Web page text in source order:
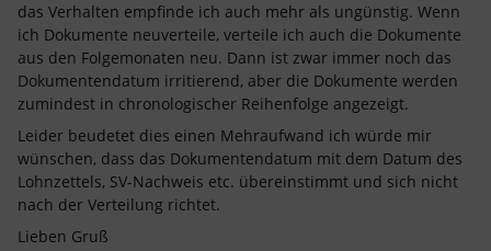
das Verhalten empfinde ich auch mehr als ungünstig. Wenn
ich Dokumente neuverteile, verteile ich auch die Dokumente
aus den Folgemonaten neu. Dann ist zwar immer noch das
Dokumentendatum irritierend, aber die Dokumente werden
zumindest in chronologischer Reihenfolge angezeigt.
Leider beudetet dies einen Mehraufwand ich würde mir
wünschen, dass das Dokumentendatum mit dem Datum des
Lohnzettels, SV-Nachweis etc. übereinstimmt und sich nicht
nach der Verteilung richtet.
Lieben Gruß